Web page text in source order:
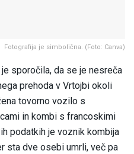
Fotografija je simbolična. (Foto: Canva)
sporočila, da se je nesreča
prehoda v Vrtojbi okoli
tovorno vozilo s
in kombi s francoskimi
podatkih je voznik kombija
sta dve osebi umrli, več pa